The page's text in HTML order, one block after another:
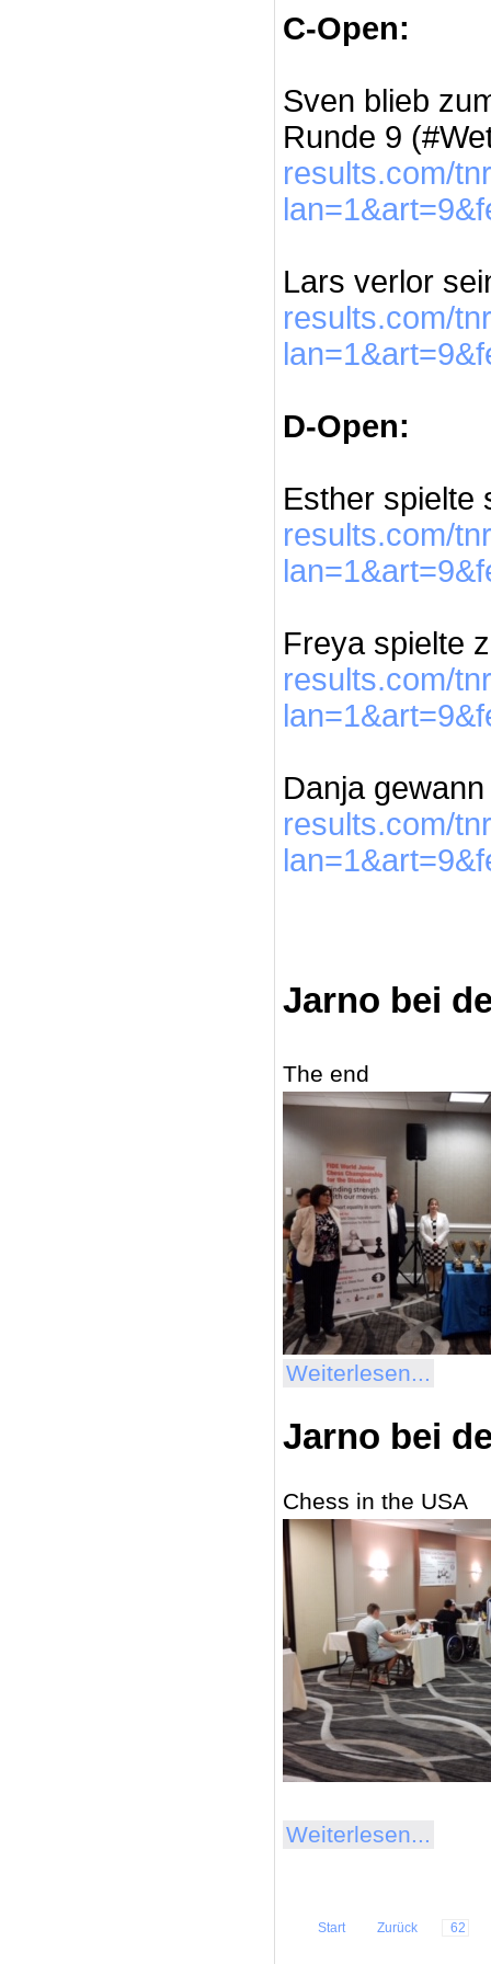
C-Open:
Sven blieb
Runde 9
results.com/
Lars verlor
results.com/
D-Open:
Esther spielte
results.com/
Freya spielte
results.com/
Danja
results.com/
Jarno bei
The end
Weiterlesen...
Jarno bei
Chess in the USA
Weiterlesen...
Start Zurück 62